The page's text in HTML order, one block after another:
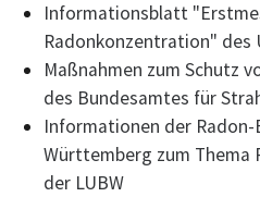
Informationsblatt
Radonkonzentration" des
Maßnahmen zum Schutz
des Bundesamtes für
Informationen der
Württemberg zum
der LUBW